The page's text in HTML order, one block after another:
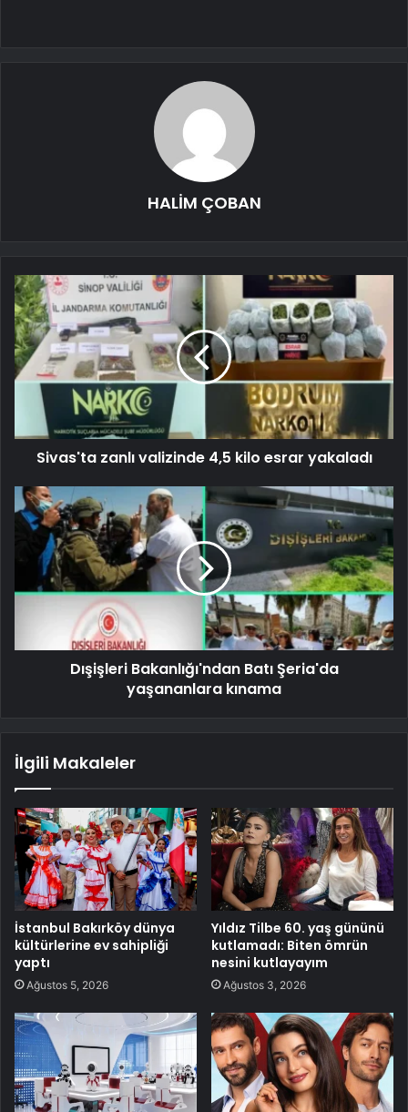
HALİM ÇOBAN
Sivas'ta zanlı valizinde 4,5 kilo esrar yakaladı
Dışişleri Bakanlığı'ndan Batı Şeria'da
yaşananlara kınama
İlgili Makaleler
İstanbul Bakırköy dünya
kültürlerine ev sahipliği
yaptı
Ağustos 5, 2026
Yıldız Tilbe 60. yaş gününü
kutlamadı: Biten ömrün
nesini kutlayayım
Ağustos 3, 2026